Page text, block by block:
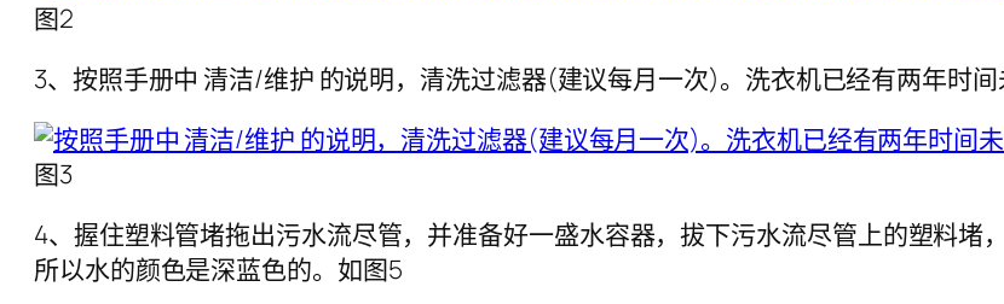
图2
3、按照手册中 清洁/维护 的说明，清洗过滤器(建议每月一次)。洗衣机已经有两年时
图3
4、握住塑料管堵拖出污水流尽管，并准备好一盛水容器，拔下污水流尽管上的塑料堵
所以水的颜色是深蓝色的。如图5